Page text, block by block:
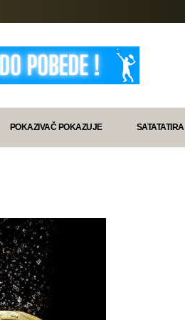
POKAZIVAČ POKAZUJE SATATATIRA